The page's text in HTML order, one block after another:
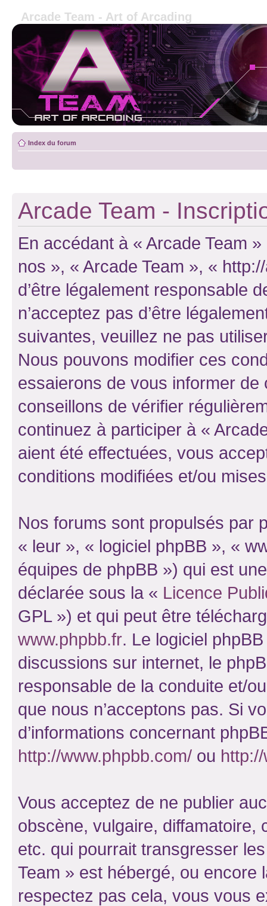
Arcade Team - Art of Arcading
Index du forum
Arcade Team -
En accédant à « Arcade Team
nos », « Arcade Team », «
d’être légalement responsable
n’acceptez pas d’être
suivantes, veuillez ne pas
Nous pouvons modifier ces
essaierons de vous informer
conseillons de vérifier
continuez à participer à «
aient été effectuées, vous
conditions modifiées et/ou
Nos forums sont propulsés par
« leur », « logiciel phpBB », «
équipes de phpBB ») qui est
déclarée sous la « Licence
GPL ») et qui peut être
www.phpbb.fr. Le logiciel
discussions sur internet, le
responsable de la conduite et/
que nous n’acceptons pas. Si
d’informations concernant
http://www.phpbb.com/ ou
Vous acceptez de ne publier
obscène, vulgaire, diffamatoire,
etc. qui pourrait transgresser
Team » est hébergé, ou encore
respectez pas cela, vous vous